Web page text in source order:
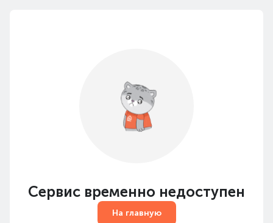
Сервис временно недоступен
На главную